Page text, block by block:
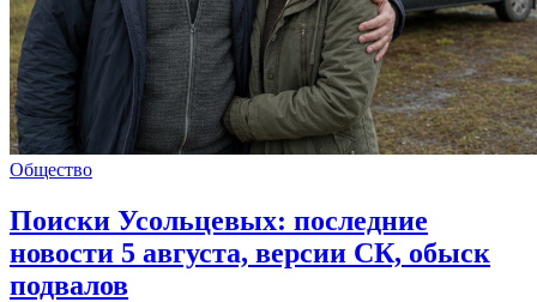
Общество
Поиски Усольцевых: последние
новости 5 августа, версии СК, обыск
подвалов